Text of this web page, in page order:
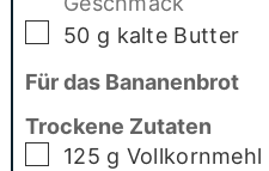
▢
50 g kalte Butter
Für das Bananenbrot
Trockene Zutaten
▢
125 g Vollkornmehl